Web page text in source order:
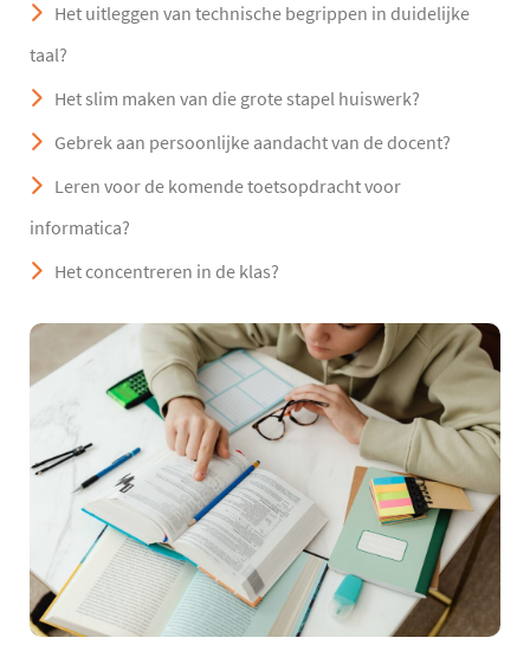
Het uitleggen van technische begrippen in duidelijke
taal?
Het slim maken van die grote stapel huiswerk?
Gebrek aan persoonlijke aandacht van de docent?
Leren voor de komende toetsopdracht voor
informatica?
Het concentreren in de klas?